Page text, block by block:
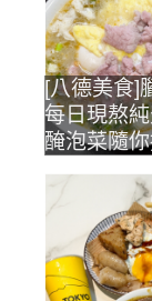
[八德美食]
每日現熬
醃泡菜隨